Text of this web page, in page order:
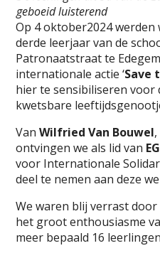
geboeid luisterend
Op 4 oktober2024
derde leerjaar van de
Patronaatstraat te
internationale actie ‘Save
hier te sensibiliseren voor
kwetsbare
VanWilfried Van Bouwel
ontvingen we als lid van
voor Internationale
deel te nemen aan deze
We waren blij verrast
het groot enthousiasme
meer bepaald 16